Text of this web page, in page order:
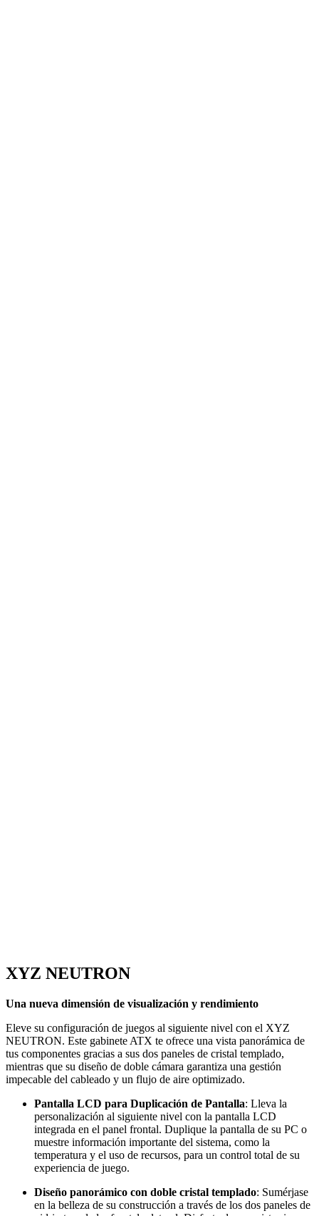
XYZ NEUTRON
Una nueva dimensión de visualización y rendimiento
Eleve su configuración de juegos al siguiente nivel con el XYZ
NEUTRON. Este gabinete ATX te ofrece una vista panorámica de
tus componentes gracias a sus dos paneles de cristal templado,
mientras que su diseño de doble cámara garantiza una gestión
impecable del cableado y un flujo de aire optimizado.
Pantalla LCD para Duplicación de Pantalla: Lleva la
personalización al siguiente nivel con la pantalla LCD
integrada en el panel frontal. Duplique la pantalla de su PC o
muestre información importante del sistema, como la
temperatura y el uso de recursos, para un control total de su
experiencia de juego.
Diseño panorámico con doble cristal templado: Sumérjase
en la belleza de su construcción a través de los dos paneles de